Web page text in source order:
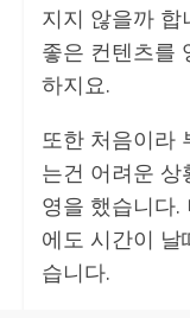
지지 않을까
좋은 컨텐츠를
하지요.
또한 처음이라
는건 어려운 상
영을 했습니다.
에도 시간이 날
습니다.